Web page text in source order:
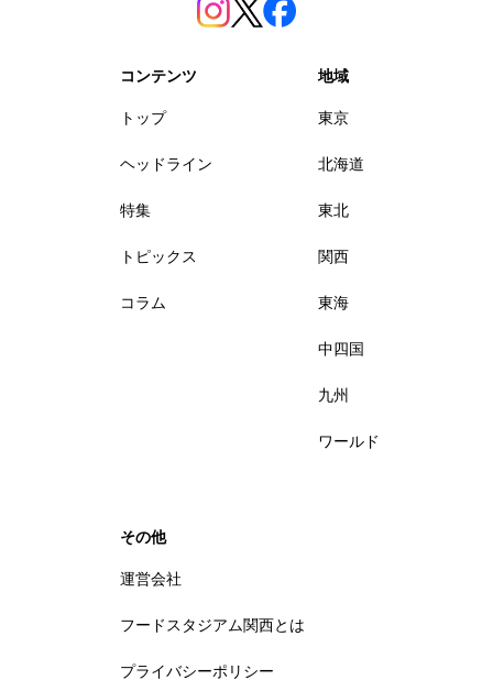
コンテンツ
トップ
ヘッドライン
特集
トピックス
コラム
地域
東京
北海道
東北
関西
東海
中四国
九州
ワールド
その他
運営会社
フードスタジアム関西とは
プライバシーポリシー